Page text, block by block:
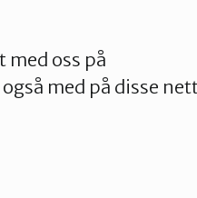
oss på
med på disse